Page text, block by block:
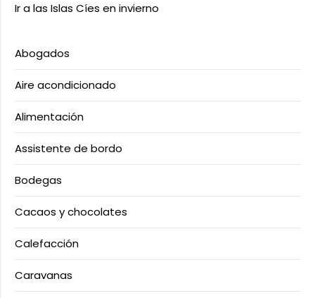
Ir a las Islas Cíes en invierno
Abogados
Aire acondicionado
Alimentación
Assistente de bordo
Bodegas
Cacaos y chocolates
Calefacción
Caravanas